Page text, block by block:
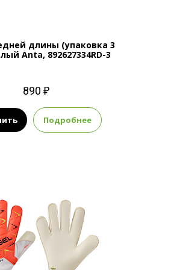
длины (упаковка 3
Anta, 892627334RD-3
890 ₽
Подробнее